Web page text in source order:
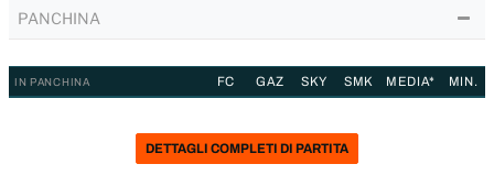
PANCHINA
IN PANCHINA FC GAZ SKY SMK MEDIA* MIN.
DETTAGLI COMPLETI DI PARTITA